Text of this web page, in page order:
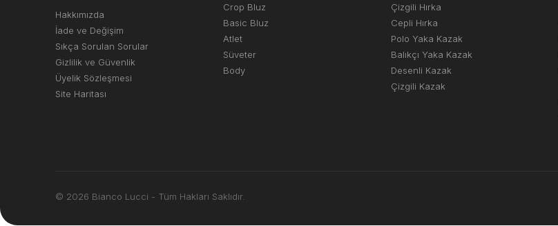
Hakkımızda
İade ve Değişim
Sıkça Sorulan Sorular
Gizlilik ve Güvenlik
Üyelik Sözleşmesi
Site Haritası
Crop Bluz
Basic Bluz
Atlet
Süveter
Body
Çizgili Hırka
Cepli Hırka
Polo Yaka Kazak
Balıkçı Yaka Kazak
Desenli Kazak
Çizgili Kazak
© 2026 Bianco Lucci - Tüm Hakları Saklıdır.